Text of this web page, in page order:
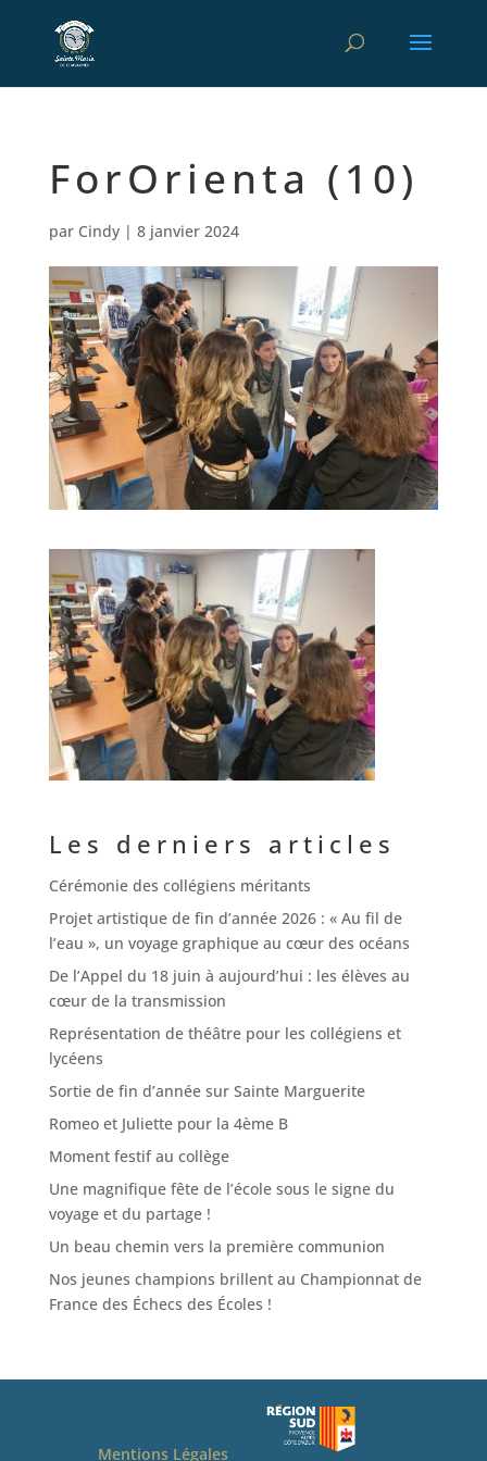
ForOrienta (10)
par Cindy| 8 janvier 2024
Les derniers articles
Cérémonie des collégiens méritants
Projet artistique de fin d’année 2026 : « Au fil de
l’eau », un voyage graphique au cœur des océans
De l’Appel du 18 juin à aujourd’hui : les élèves au
cœur de la transmission
Représentation de théâtre pour les collégiens et
lycéens
Sortie de fin d’année sur Sainte Marguerite
Romeo et Juliette pour la 4ème B
Moment festif au collège
Une magnifique fête de l’école sous le signe du
voyage et du partage !
Un beau chemin vers la première communion
Nos jeunes champions brillent au Championnat de
France des Échecs des Écoles !
Mentions Légales